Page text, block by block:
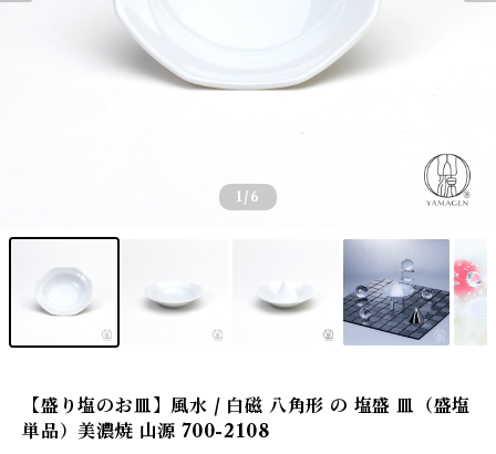
1 /6
【盛り塩のお皿】風水 / 白磁 八角形 の 塩盛 皿（盛塩
単品）美濃焼 山源 700-2108